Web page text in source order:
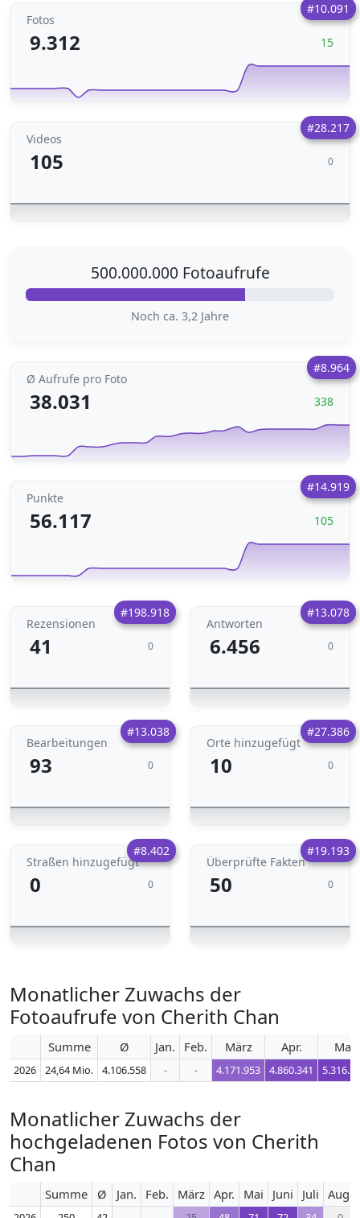
#10.091
Fotos
9.312 15
#28.217
Videos
105 0
500.000.000 Fotoaufrufe
Noch ca. 3,2 Jahre
#8.964
Ø Aufrufe pro Foto
38.031 338
#14.919
Punkte
56.117 105
#198.918
Rezensionen
41 0
#13.078
Antworten
6.456 0
#13.038
Bearbeitungen
93 0
#27.386
Orte hinzugefügt
10 0
#8.402
Straßen hinzugefügt
0 0
#19.193
Überprüfte Fakten
50 0
Monatlicher Zuwachs der
Fotoaufrufe von Cherith Chan
Summe Ø Jan. Feb. März Apr. Mai
2026 24,64 Mio. 4.106.558 - - 4.171.953 4.860.341
Monatlicher Zuwachs der
hochgeladenen Fotos von Cherith
Chan
Summe Ø Jan. Feb. März Apr. Mai Juni Juli Aug.